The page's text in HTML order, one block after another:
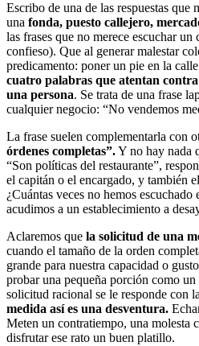
Escribo de una de las respuestas que
una fonda, puesto callejero,
las frases que no merece escuchar
confieso). Que al generar malestar
predicamento: poner un pie en la
cuatro palabras que atentan
una persona. Se trata de una frase
cualquier negocio: “No vendemos
La frase suelen complementarla con
órdenes completas”.Y no hay nada
“Son políticas del restaurante”,
el capitán o el encargado, y también
¿Cuántas veces no hemos escuchado
acudimos a un establecimiento a
Aclaremos que la solicitud de una
cuando el tamaño de la orden
grande para nuestra capacidad o
probar una pequeña porción como un
solicitud racional se le responde con
medida así es una desventura.
Meten un contratiempo, una molesta
disfrutar ese rato un buen platillo.